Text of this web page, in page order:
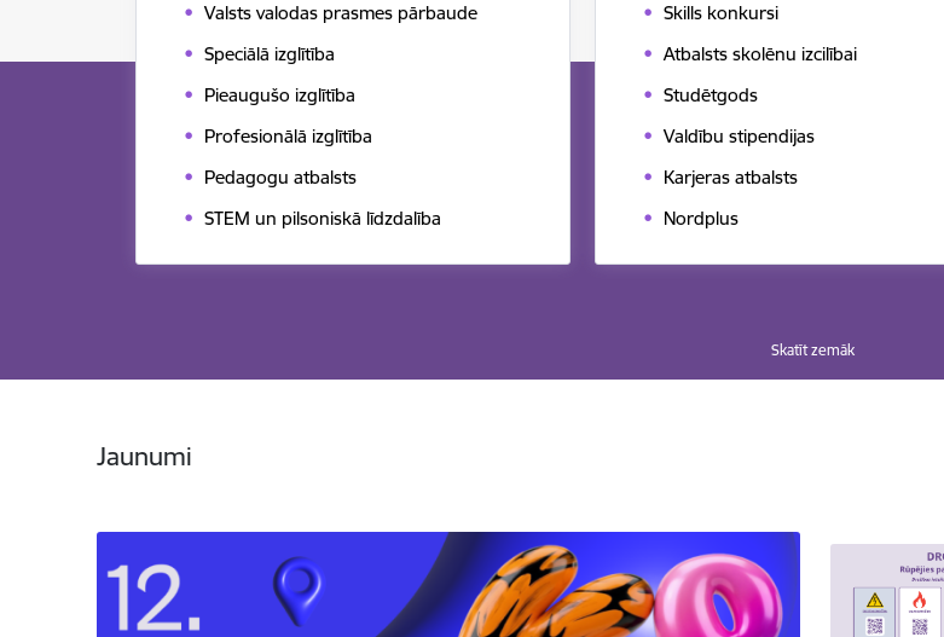
Valsts valodas prasmes pārbaude
Speciālā izglītība
Pieaugušo izglītība
Profesionālā izglītība
Pedagogu atbalsts
STEM un pilsoniskā līdzdalība
Skills konkursi
Atbalsts skolēnu izcilībai
Studētgods
Valdību stipendijas
Karjeras atbalsts
Nordplus
Skatīt zemāk
Jaunumi